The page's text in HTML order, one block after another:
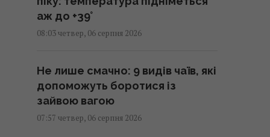
аж до +39°
08:03 четвер, 06 серпня 2026
Не лише смачно: 9 видів чаїв, які
допоможуть боротися із
зайвою вагою
07:57 четвер, 06 серпня 2026